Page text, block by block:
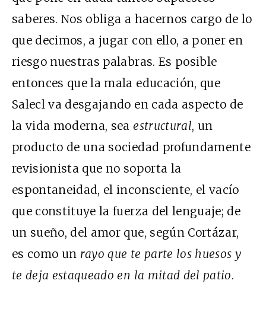
saberes. Nos obliga a hacernos cargo de lo
que decimos, a jugar con ello, a poner en
riesgo nuestras palabras. Es posible
entonces que la mala educación, que
Salecl va desgajando en cada aspecto de
la vida moderna, seaestructural, un
producto de una sociedad profundamente
revisionista que no soporta la
espontaneidad, el inconsciente, el vacío
que constituye la fuerza del lenguaje; de
un sueño, del amor que, según Cortázar,
es como un rayo que te parte los huesos y
te deja estaqueado en la mitad del patio.